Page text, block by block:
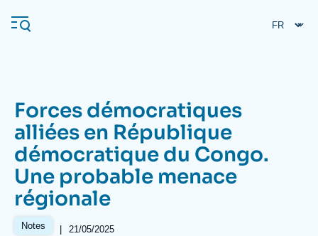
au
contenu
Navigation
principale
L'Ifri
Analyses
À propos de l'Ifri
Forces démocratiques
alliées en République
démocratique du Congo.
Une probable menace
régionale
Notes |
Date
21/05/2025